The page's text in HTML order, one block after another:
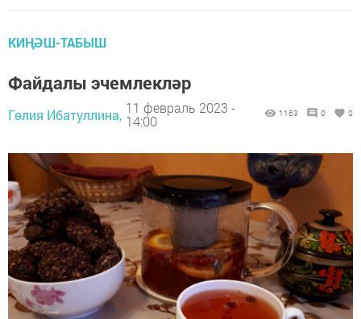
КИҢӘШ-ТАБЫШ
Файдалы эчемлекләр
Гөлия Ибатуллина, 11 февраль 2023 -
14:00
1163 0 0